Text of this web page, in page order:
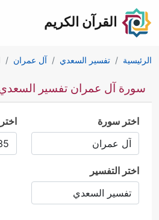
القرآن الكريم
الرئيسية تفسير السعدي آل عمران
سورة آل عمران تفسير السعدي
اختر سورة
اختر التفسير